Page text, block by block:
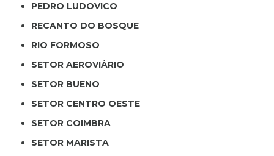
PEDRO LUDOVICO
RECANTO DO BOSQUE
RIO FORMOSO
SETOR AEROVIÁRIO
SETOR BUENO
SETOR CENTRO OESTE
SETOR COIMBRA
SETOR MARISTA